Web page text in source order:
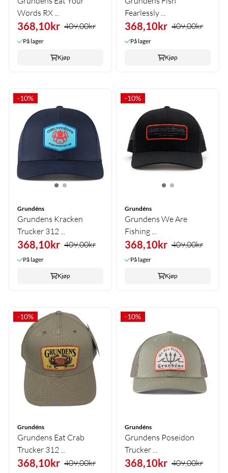
Words RX ...
368,10kr 409,00kr
På lager
Kjøp
Fearlessly ...
368,10kr 409,00kr
På lager
Kjøp
-10%
Grundéns
Grundens Kracken
Trucker 312 ...
368,10kr 409,00kr
På lager
Kjøp
-10%
Grundéns
Grundens We Are
Fishing ...
368,10kr 409,00kr
På lager
Kjøp
-10%
Grundéns
Grundens Eat Crab
Trucker 312 ...
368,10kr 409,00kr
-10%
Grundéns
Grundens Poseidon
Trucker ...
368,10kr 409,00kr